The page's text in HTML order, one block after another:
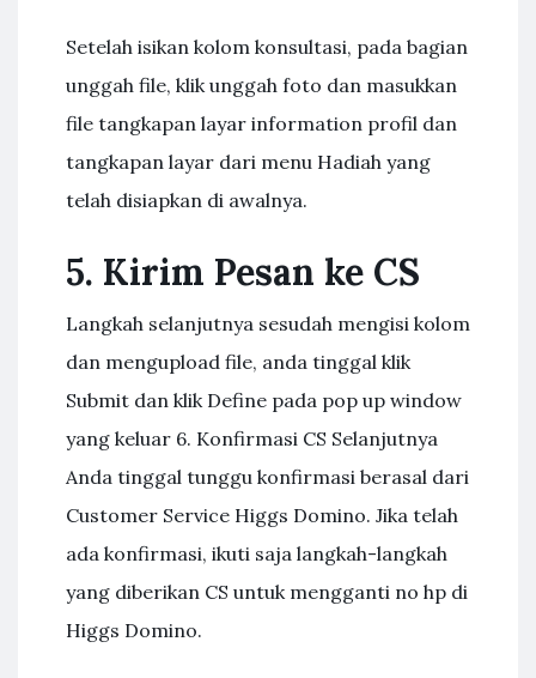
Setelah isikan kolom konsultasi, pada bagian
unggah file, klik unggah foto dan masukkan
file tangkapan layar information profil dan
tangkapan layar dari menu Hadiah yang
telah disiapkan di awalnya.
5. Kirim Pesan ke CS
Langkah selanjutnya sesudah mengisi kolom
dan mengupload file, anda tinggal klik
Submit dan klik Define pada pop up window
yang keluar 6. Konfirmasi CS Selanjutnya
Anda tinggal tunggu konfirmasi berasal dari
Customer Service Higgs Domino. Jika telah
ada konfirmasi, ikuti saja langkah-langkah
yang diberikan CS untuk mengganti no hp di
Higgs Domino.